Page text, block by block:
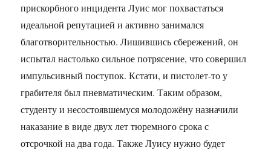
прискорбного инцидента Луис мог похвастаться
идеальной репутацией и активно занимался
благотворительностью. Лишившись сбережений, он
испытал настолько сильное потрясение, что совершил
импульсивный поступок. Кстати, и пистолет-то у
грабителя был пневматическим. Таким образом,
студенту и несостоявшемуся молодожёну назначили
наказание в виде двух лет тюремного срока с
отсрочкой на два года. Также Луису нужно будет